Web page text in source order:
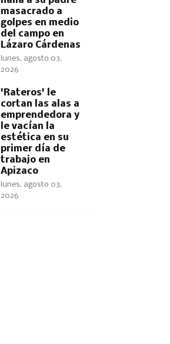
masacrado a
golpes en medio
del campo en
Lázaro Cárdenas
lunes, agosto 03,
2026
'Rateros' le
cortan las alas a
emprendedora y
le vacían la
estética en su
primer día de
trabajo en
Apizaco
lunes, agosto 03,
2026